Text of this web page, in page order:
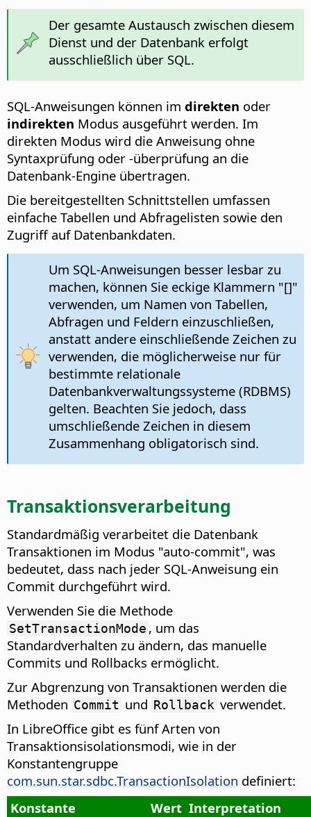
Der gesamte Austausch zwischen diesem
Dienst und der Datenbank erfolgt
ausschließlich über SQL.
SQL-Anweisungen können im direkten oder
indirekten Modus ausgeführt werden. Im
direkten Modus wird die Anweisung ohne
Syntaxprüfung oder -überprüfung an die
Datenbank-Engine übertragen.
Die bereitgestellten Schnittstellen umfassen
einfache Tabellen und Abfragelisten sowie den
Zugriff auf Datenbankdaten.
Um SQL-Anweisungen besser lesbar zu
machen, können Sie eckige Klammern "[]"
verwenden, um Namen von Tabellen,
Abfragen und Feldern einzuschließen,
anstatt andere einschließende Zeichen zu
verwenden, die möglicherweise nur für
bestimmte relationale
Datenbankverwaltungssysteme (RDBMS)
gelten. Beachten Sie jedoch, dass
umschließende Zeichen in diesem
Zusammenhang obligatorisch sind.
Transaktionsverarbeitung
Standardmäßig verarbeitet die Datenbank
Transaktionen im Modus "auto-commit", was
bedeutet, dass nach jeder SQL-Anweisung ein
Commit durchgeführt wird.
Verwenden Sie die Methode
SetTransactionMode , um das
Standardverhalten zu ändern, das manuelle
Commits und Rollbacks ermöglicht.
Zur Abgrenzung von Transaktionen werden die
Methoden Commit und Rollback verwendet.
In LibreOffice gibt es fünf Arten von
Transaktionsisolationsmodi, wie in der
Konstantengruppe
com.sun.star.sdbc.TransactionIsolation definiert:
Konstante
Wert Interpretation